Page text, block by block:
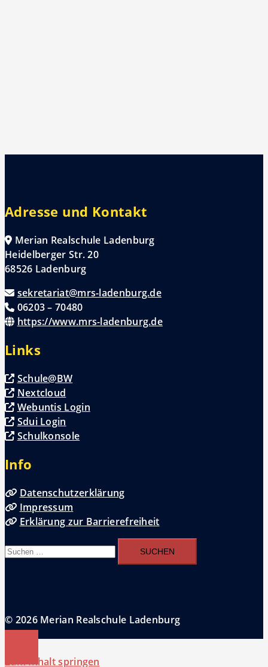
Adresse und Kontakt
Merian Realschule Ladenburg
Heidelberger Str. 20
68526 Ladenburg
sekretariat@mrs-ladenburg.de
06203 – 70480
https://www.mrs-ladenburg.de
Links
Schule@BW
Nextcloud
Webuntis Login
Sdui Login
Schulkonsole
Info
Datenschutzerklärung
Impressum
Erklärung zur Barrierefreiheit
Suchen
nach:
© 2026 Merian Realschule Ladenburg
Zum Inhalt springen